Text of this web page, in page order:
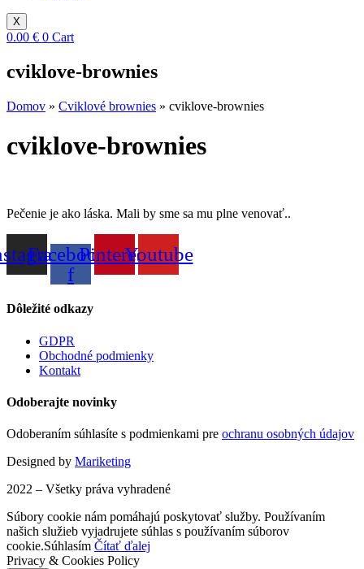
X
0.00 € 0 Cart
cviklove-brownies
Domov » Cviklové brownies » cviklove-brownies
cviklove-brownies
Pečenie je ako láska. Mali by sme sa mu plne venovať..
Facebook-
f
PinterestYoutube
Dôležité odkazy
GDPR
Obchodné podmienky
Kontakt
Odoberajte novinky
Odoberaním súhlasíte s podmienkami pre ochranu osobných údajov
Designed by Mariketing
2022 – Všetky práva vyhradené
Súbory cookie nám pomáhajú poskytovať služby. Používaním
našich služieb vyjadrujete súhlas s používaním súborov
cookie.Súhlasím Čítať ďalej
Privacy & Cookies Policy